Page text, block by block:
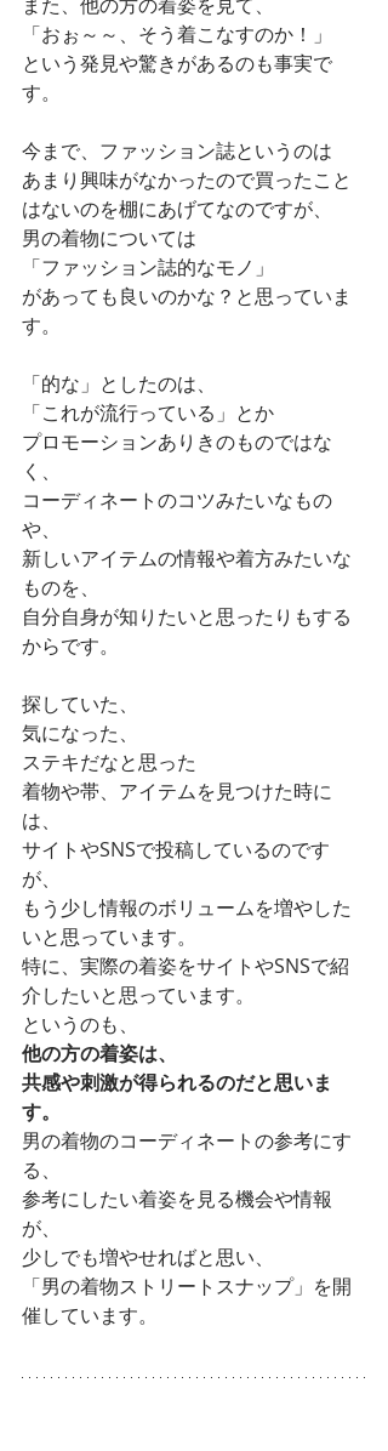
「おぉ～～、そう着こなすのか！」
という発見や驚きがあるのも事実で
す。
今まで、ファッション誌というのは
あまり興味がなかったので買ったこと
はないのを棚にあげてなのですが、
男の着物については
「ファッション誌的なモノ」
があっても良いのかな？と思っていま
す。
「的な」としたのは、
「これが流行っている」とか
プロモーションありきのものではな
く、
コーディネートのコツみたいなもの
や、
新しいアイテムの情報や着方みたいな
ものを、
自分自身が知りたいと思ったりもする
からです。
探していた、
気になった、
ステキだなと思った
着物や帯、アイテムを見つけた時に
は、
サイトやSNSで投稿しているのです
が、
もう少し情報のボリュームを増やした
いと思っています。
特に、実際の着姿をサイトやSNSで紹
介したいと思っています。
というのも、
他の方の着姿は、
共感や刺激が得られるのだと思いま
す。
男の着物のコーディネートの参考にす
る、
参考にしたい着姿を見る機会や情報
が、
少しでも増やせればと思い、
「男の着物ストリートスナップ」を開
催しています。